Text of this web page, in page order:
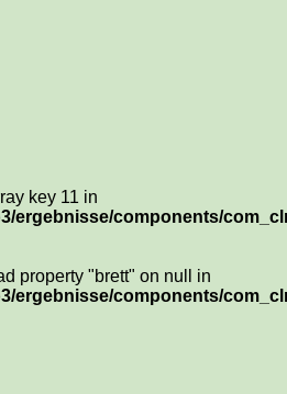
key 11 in
ergebnisse/components/
property "brett" on null in
ergebnisse/components/